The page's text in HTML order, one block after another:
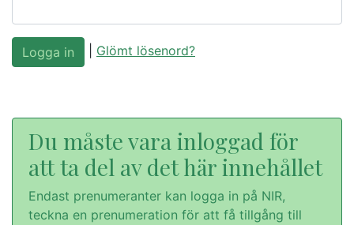
Glömt lösenord?
Du måste vara inloggad för
att ta del av det här innehållet
Endast prenumeranter kan logga in på NIR,
teckna en prenumeration för att få tillgång till